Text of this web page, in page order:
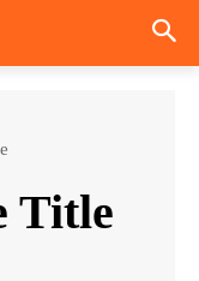
Title